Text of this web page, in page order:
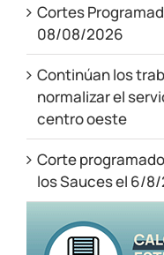
Cortes
08/08/2026
Continúan los
normalizar el
centro oeste
Corte
los Sauces el 6/